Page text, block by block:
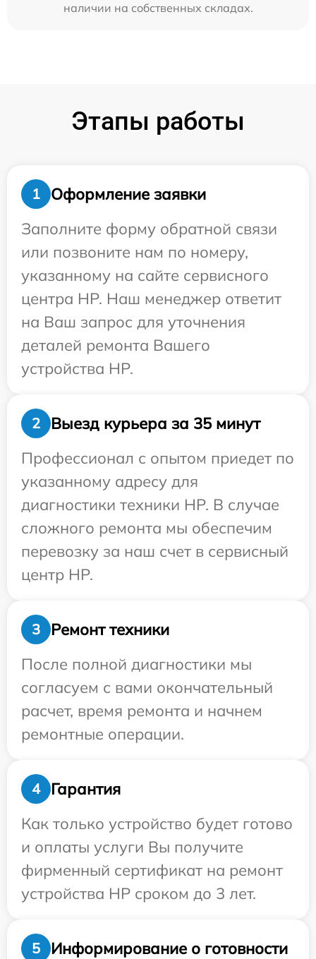
наличии на собственных складах.
Этапы работы
1
Оформление заявки
Заполните форму обратной связи
или позвоните нам по номеру,
указанному на сайте сервисного
центра HP. Наш менеджер ответит
на Ваш запрос для уточнения
деталей ремонта Вашего
устройства HP.
2
Выезд курьера за 35 минут
Профессионал с опытом приедет по
указанному адресу для
диагностики техники HP. В случае
сложного ремонта мы обеспечим
перевозку за наш счет в сервисный
центр HP.
3
Ремонт техники
После полной диагностики мы
согласуем с вами окончательный
расчет, время ремонта и начнем
ремонтные операции.
4
Гарантия
Как только устройство будет готово
и оплаты услуги Вы получите
фирменный сертификат на ремонт
устройства HP сроком до 3 лет.
5 Информирование о готовности